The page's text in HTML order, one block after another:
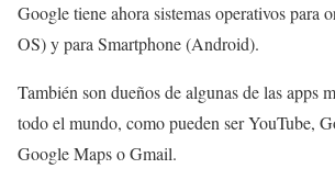
Google tiene ahora sistemas operativos para
OS) y para Smartphone (Android).
También son dueños de algunas de las apps
todo el mundo, como pueden ser YouTube,
Google Maps o Gmail.